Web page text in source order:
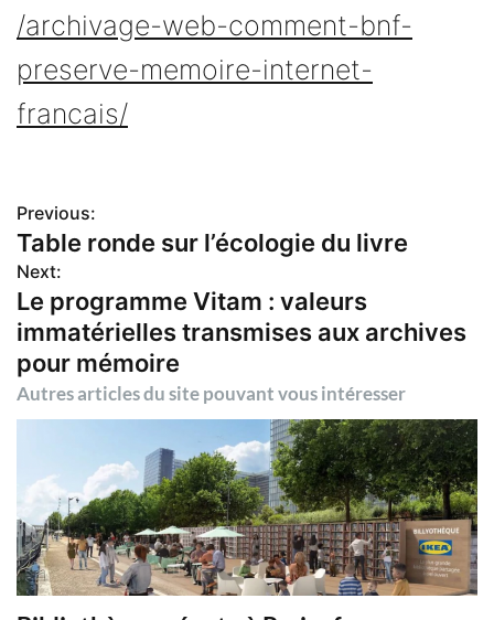
/archivage-web-comment-bnf-
preserve-memoire-internet-
francais/
N
a
v
i
a
t
Previous:
Table ronde sur l’écologie du livre
Next:
Le programme Vitam : valeurs
immatérielles transmises aux archives
pour mémoire
Autres articles du site pouvant vous intéresser